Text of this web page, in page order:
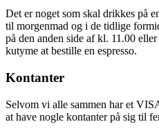
Det er noget som skal drikkes på
til morgenmad og i de tidlige
på den anden side af kl. 11.00
kutyme at bestille en espresso.
Kontanter
Selvom vi alle sammen har et
at have nogle kontanter på sig til